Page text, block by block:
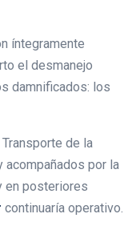
íntegramente
el desmanejo
damnificados: los
de la
acompañados por la
en posteriores
continuaría operativo.